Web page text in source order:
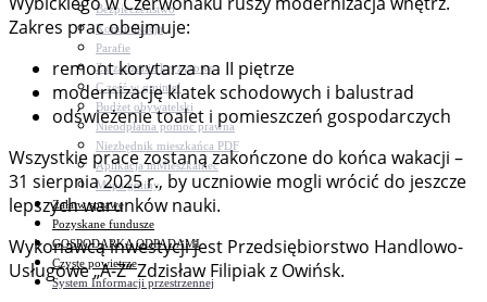
Bezpieczeństwo
Komunikacja
Parafie
Zarządzanie kryzysowe
C.ześć w gminie!
Budżet obywatelski
Nieodpłatna pomoc prawna
Niezbędnik mieszkańca PDF
Aplikacja mMieszkaniec
Mapa gminy
Załatw sprawę
Pozyskane fundusze
GOSPODARKA ODPADAMI
Czyste powietrze
System Informacji przestrzennej
Zakres prac obejmuje:
remont korytarza na II piętrze
modernizację klatek schodowych i balustrad
odświeżenie toalet i pomieszczeń gospodarczych
Wszystkie prace zostaną zakończone do końca wakacji –
31 sierpnia 2025 r., by uczniowie mogli wrócić do jeszcze
lepszych warunków nauki.
Wykonawcą inwestycji jest Przedsiębiorstwo Handlowo-
Usługowe „A-Z” Zdzisław Filipiak z Owińsk.